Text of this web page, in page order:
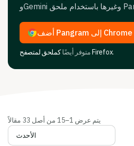
أضف Pangram إلى Chrome
متوفر أيضًاكملحق لمتصفح Firefox.
يتم عرض 1–15 من أصل 33 مقالاً
فرز المقالات